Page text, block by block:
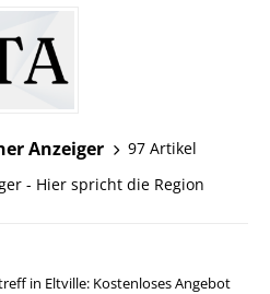
Anzeiger
97 Artikel
- Hier spricht die Region
in Eltville: Kostenloses Angebot